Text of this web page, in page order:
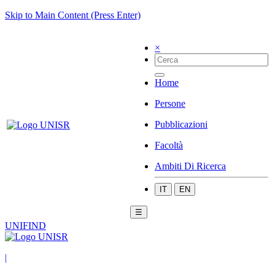
Skip to Main Content (Press Enter)
×
Home
Persone
Pubblicazioni
Facoltà
Ambiti Di Ricerca
IT EN
☰
UNIFIND
|